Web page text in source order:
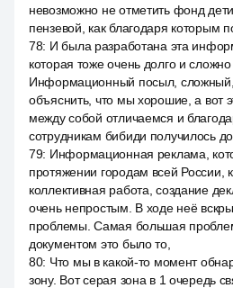
невозможно не отметить фонд
пензевой, как благодаря которым
78: И была разработана эта
которая тоже очень долго и
Информационный посыл,
объяснить, что мы хорошие, а вот
между собой отличаемся и
сотрудникам бибиди получилось
79: Информационная реклама,
протяжении городам всей России,
коллективная работа, создание
очень непростым. В ходе неё
проблемы. Самая большая
документом это было то,
80: Что мы в какой-то момент
зону. Вот серая зона в 1 очередь